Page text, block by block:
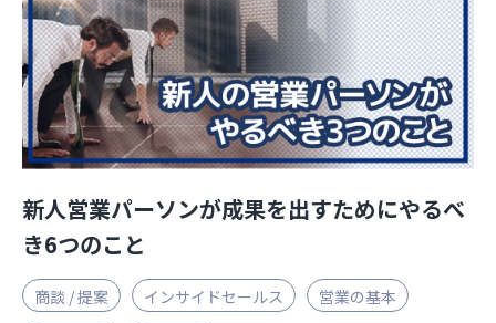
新人営業パーソンが成果を出すためにやるべ
き6つのこと
商談 / 提案 インサイドセールス
営業の基本